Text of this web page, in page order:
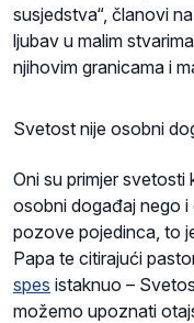
susjedstva“, članovi
ljubav u malim
njihovim granicama i
Svetost nije osobni
Oni su primjer svetosti
osobni događaj nego
pozove pojedinca, to
Papa te citirajući
spes istaknuo –
možemo upoznati